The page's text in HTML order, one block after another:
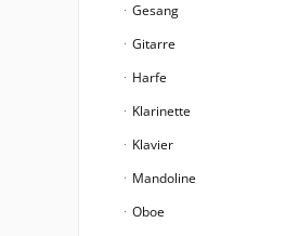
Gesang
Gitarre
Harfe
Klarinette
Klavier
Mandoline
Oboe